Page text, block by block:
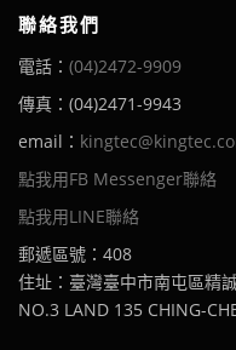
聯絡我們
電話： (04)2472-9909
傳真：(04)2471-9943
email：
點我用FB Messenger聯絡
點我用LINE聯絡
郵遞區號：408
住址：臺灣臺中市南屯區精
NO.3 LAND 135 CHING-